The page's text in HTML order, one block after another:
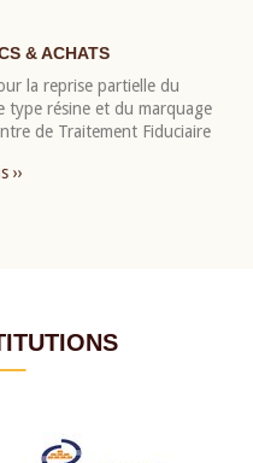
& ACHATS
la reprise partielle du
type résine et du marquage
de Traitement Fiduciaire
››